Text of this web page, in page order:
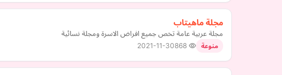
مجلة ماهيتاب
مجلة عربية عامة تخص جميع افراض الاسرة ومجلة نسائية
منوعة 2021-11-30